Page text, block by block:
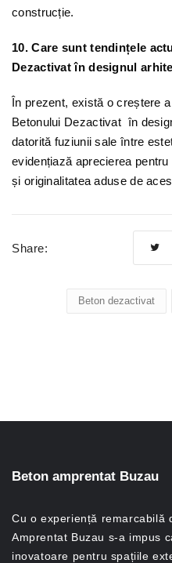
construcție.
10. Care sunt tendințele
Dezactivat în designul
În prezent, există o creștere
Betonului Dezactivat în
datorită fuziunii sale între
evidențiază aprecierea
și originalitatea aduse de
Share:
Beton dezactivat
Beton amprentat Buzau
Cu o experiență remarcabilă
Amprentat Buzau s-a impus
inovatoare pentru spațiile